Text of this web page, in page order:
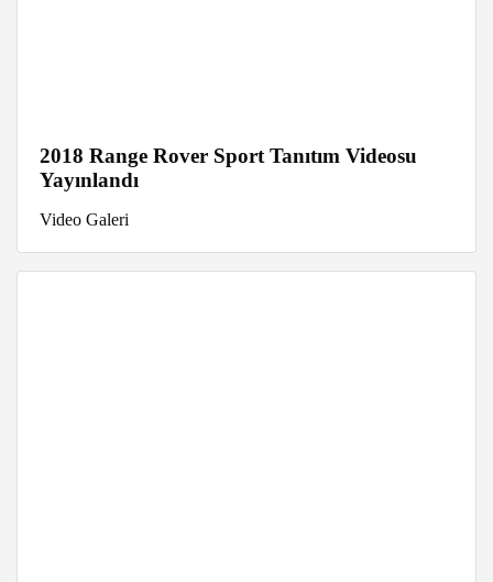
2018 Range Rover Sport Tanıtım Videosu
Yayınlandı
Video Galeri